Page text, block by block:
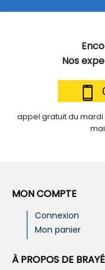
Nos
appel gratuit du mardi
MON COMPTE
Connexion
Mon panier
À PROPOS DE BRAYÉ